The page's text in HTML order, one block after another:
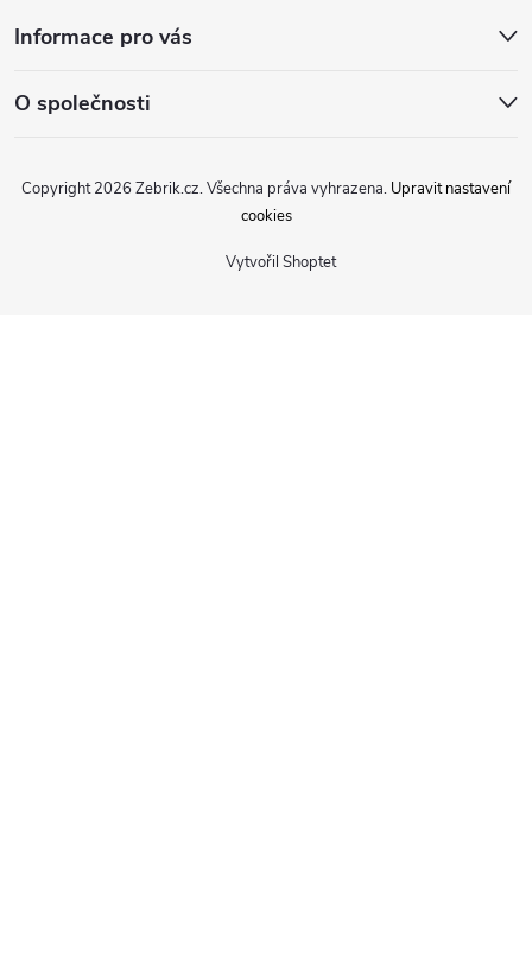
Informace pro vás
O společnosti
Vytvořil Shoptet
Copyright 2026 Zebrik.cz. Všechna práva vyhrazena. Upravit nastavení
cookies